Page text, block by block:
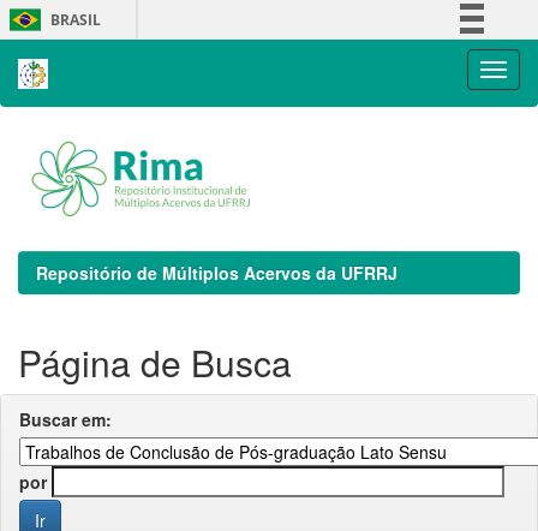
Skip
navigation
BRASIL
Repositório de Múltiplos Acervos da UFRRJ
Página de Busca
Buscar em:
por